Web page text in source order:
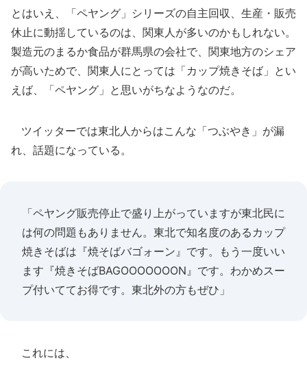
とはいえ、「ペヤング」シリーズの自主回収、生産・販売
休止に動揺しているのは、関東人が多いのかもしれない。
製造元のまるか食品が群馬県の会社で、関東地方のシェア
が高いためで、関東人にとっては「カップ焼きそば」とい
えば、「ペヤング」と思いがちなようなのだ。
ツイッターでは東北人からはこんな「つぶやき」が漏
れ、話題になっている。
「ペヤング販売停止で盛り上がっていますが東北民に
は何の問題もありません。東北で知名度のあるカップ
焼きそばは『焼そばバゴォーン』です。もう一度いい
ます『焼きそばBAGOOOOOOON』です。わかめスー
プ付いててお得です。東北外の方もぜひ」
これには、